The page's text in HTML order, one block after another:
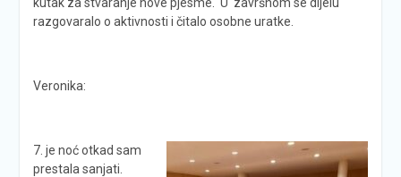
razgovaralo o aktivnosti i čitalo osobne uratke.
Veronika:
7. je noć otkad sam
prestala sanjati.